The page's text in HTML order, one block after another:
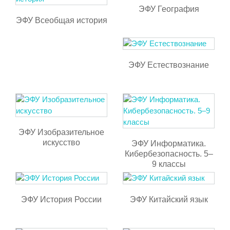
ЭФУ Всеобщая история
ЭФУ География
ЭФУ Естествознание
ЭФУ Изобразительное
искусство
ЭФУ Информатика.
Кибербезопасность. 5–
9 классы
ЭФУ История России ЭФУ Китайский язык